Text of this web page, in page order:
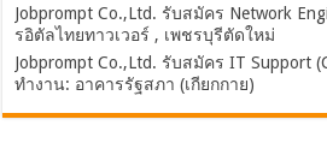
Jobprompt Co.,Ltd. รับสมัคร Network
รอิตัลไทยทาวเวอร์ , เพชรบุรีตัดใหม่
Jobprompt Co.,Ltd. รับสมัคร IT Support
ทำงาน: อาคารรัฐสภา (เกียกกาย)